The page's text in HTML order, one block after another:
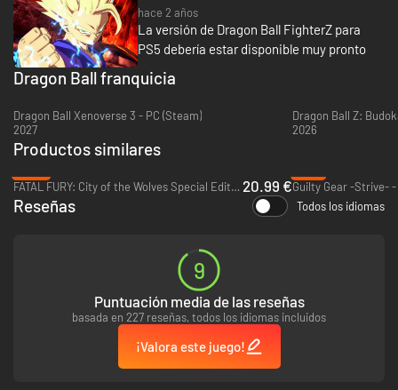
Partidas igualadas, salas interactivas, locas partidas de grupos de 6
jugadores... ¡Hay para todos los gustos!
Modo historia exclusivo
hace 2 años
La versión de Dragon Ball FighterZ para
PS5 debería estar disponible muy pronto
Dragon Ball franquicia
Dragon Ball Xenoverse 3 - PC (Steam)
2027
Dragon Ball Z:
2026
Productos similares
FATAL FURY: City of the Wolves Special Edition - PC (Steam) 20.99 €Guilty Gear -Strive- -
Reseñas Todos los idiomas
9
Puntuación media de las reseñas
basada en 227 reseñas, todos los idiomas incluidos
¡Valora este juego!